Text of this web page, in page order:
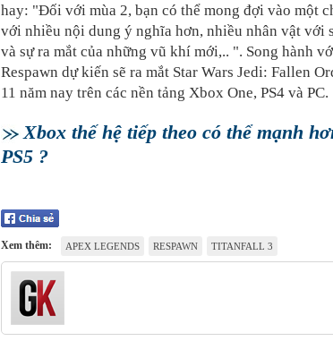
hay: "Đối với mùa 2, bạn có thể mong đợi vào một
với nhiều nội dung ý nghĩa hơn, nhiều nhân vật với
và sự ra mắt của những vũ khí mới,.. ". Song hành
Respawn dự kiến sẽ ra mắt Star Wars Jedi: Fallen
11 năm nay trên các nền tảng Xbox One, PS4 và PC.
Xbox thế hệ tiếp theo có thể mạnh
PS5 ?
Xem thêm: APEX LEGENDS RESPAWN TITANFALL 3